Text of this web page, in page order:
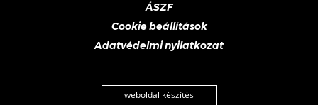
ÁSZF
Cookie beállítások
Adatvédelmi nyilatkozat
weboldal készítés